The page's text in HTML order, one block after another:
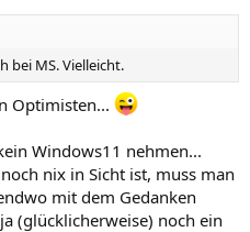
bei MS. Vielleicht.
Optimisten...
Windows11 nehmen...
nix in Sicht ist, muss man
mit dem Gedanken
(glücklicherweise) noch ein